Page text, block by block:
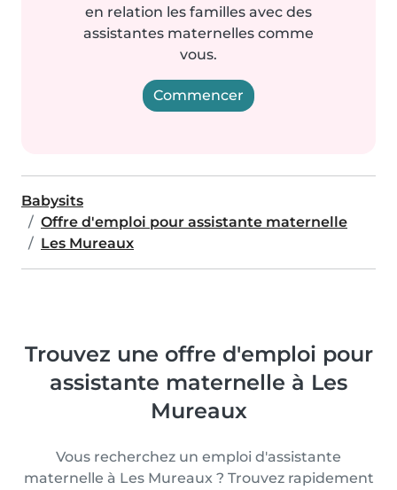
en relation les familles avec des
assistantes maternelles comme
vous.
Commencer
Babysits
Offre d'emploi pour assistante maternelle
Les Mureaux
Trouvez une offre d'emploi pour
assistante maternelle à Les
Mureaux
Vous recherchez un emploi d'assistante
maternelle à Les Mureaux ? Trouvez rapidement